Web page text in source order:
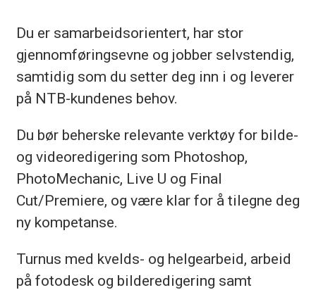
skrivekurs .
NTB holder til i nye prisbelønte
lokaler i Pressens hus midt i Oslo
Du er samarbeidsorientert, har stor
gjennomføringsevne og jobber selvstendig,
samtidig som du setter deg inn i og leverer
på NTB-kundenes behov.
Du bør beherske relevante verktøy for bilde-
og videoredigering som Photoshop,
PhotoMechanic, Live U og Final
Cut/Premiere, og være klar for å tilegne deg
ny kompetanse.
Turnus med kvelds- og helgearbeid, arbeid
på fotodesk og bilderedigering samt